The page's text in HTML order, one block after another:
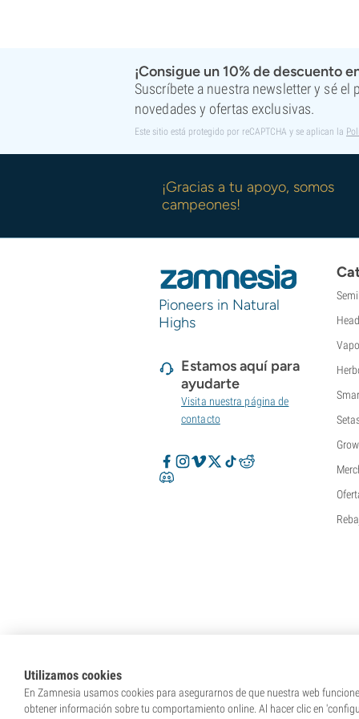
¡Consigue un 10% de descuento
Suscríbete a nuestra newsletter y sé el
novedades y ofertas exclusivas.
Este sitio está protegido por reCAPTCHA y se aplican la
¡Gracias a tu apoyo, somos
campeones!
Pioneers in Natural
Highs
Estamos aquí para
ayudarte
Visita nuestra página de
contacto
Utilizamos cookies
En Zamnesia usamos cookies para asegurarnos de que nuestra web
obtener información sobre tu comportamiento online. Al hacer clic en